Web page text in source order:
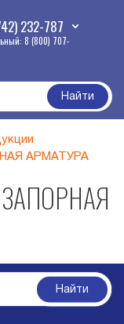
232-787
8 (800) 707-
Найти
АРМАТУРА
Найти